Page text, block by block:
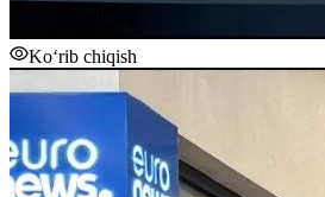
Ko‘rib chiqish